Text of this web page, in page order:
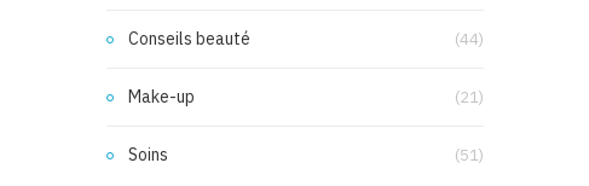
Conseils beauté (44)
Make-up (21)
Soins (51)